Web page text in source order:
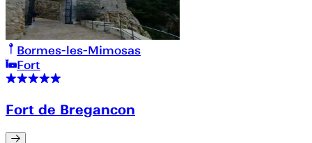
Bormes-les-Mimosas
Fort
Fort de Bregancon